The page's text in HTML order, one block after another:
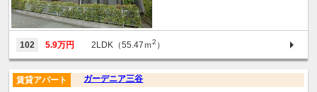
102 5.9万円 2LDK（55.47ｍ2 ）
ガーデニア三谷
賃貸アパート